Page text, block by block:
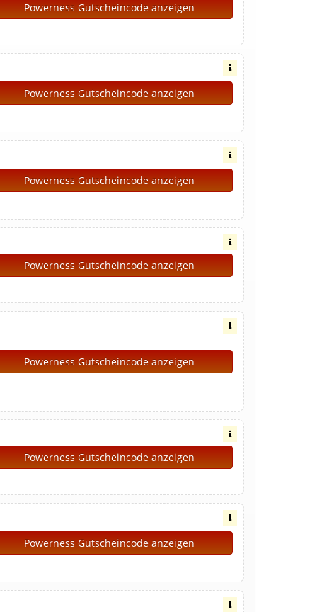
Powerness Gutscheincode anzeigen
Powerness Gutscheincode anzeigen
Powerness Gutscheincode anzeigen
Powerness Gutscheincode anzeigen
Powerness Gutscheincode anzeigen
Powerness Gutscheincode anzeigen
Powerness Gutscheincode anzeigen